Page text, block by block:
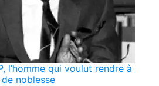
l’homme qui voulut rendre à
noblesse